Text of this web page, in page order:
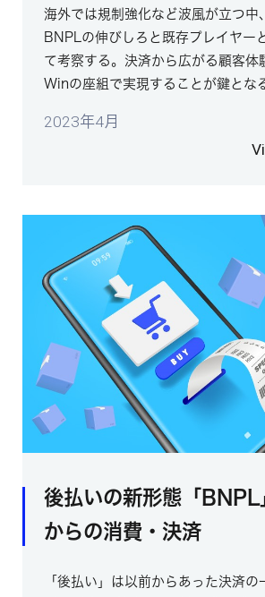
海外では規制強化など波風が立つ中
BNPLの伸びしろと既存プレイヤー
て考察する。決済から広がる顧客体
Winの座組で実現することが鍵とな
2023年4月
後払いの新形態「BNPL
からの消費・決済
「後払い」は以前からあった決済の